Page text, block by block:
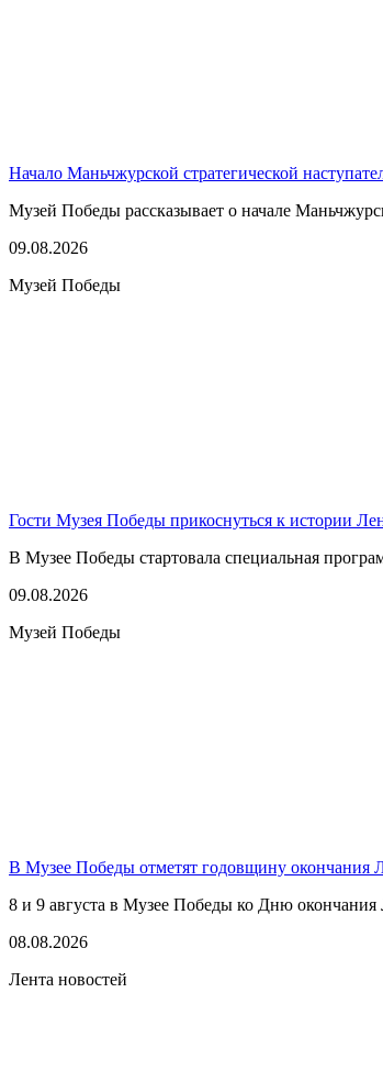
Начало Маньчжурской стратегической
Музей Победы рассказывает о начале
09.08.2026
Музей Победы
Гости Музея Победы прикоснуться к истории
В Музее Победы стартовала специальная
09.08.2026
Музей Победы
В Музее Победы отметят годовщину окончания
8 и 9 августа в Музее Победы ко Дню
08.08.2026
Лента новостей